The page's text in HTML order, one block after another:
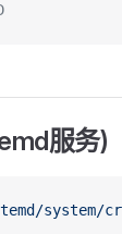
服务)
system/